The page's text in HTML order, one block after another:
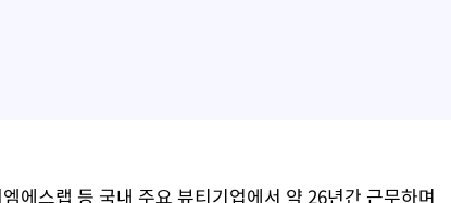
에스랩 등 국내 주요 뷰티기업에서 약 26년간 근무하며